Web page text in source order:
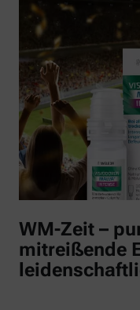
WM-Zeit –
mitreißende